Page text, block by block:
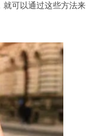
就可以通过这些方法来